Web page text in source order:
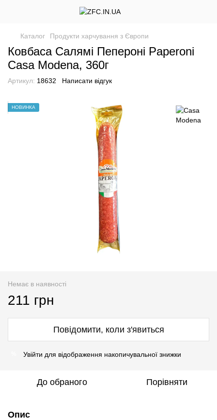
Каталог Продукти харчування з Європи
Ковбаса Салямі Пепероні Paperoni
Casa Modena, 360г
Артикул: 18632 Написати відгук
НОВИНКА
Немає в наявності
211 грн
Повідомити, коли з'явиться
Увійти для відображення накопичувальної знижки
До обраного Порівняти
Опис